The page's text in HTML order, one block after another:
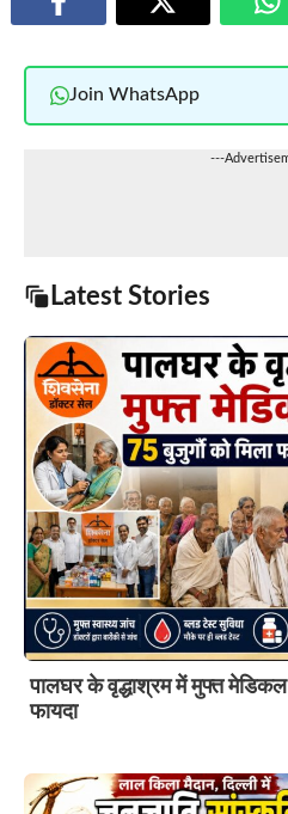
Join WhatsApp
---
Latest Stories
पालघर के वृद्धाश्रम में मुफ्त मेडिकल
फायदा